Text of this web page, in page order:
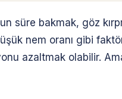
bakmak, göz
nem oranı gibi
azaltmak olabilir.